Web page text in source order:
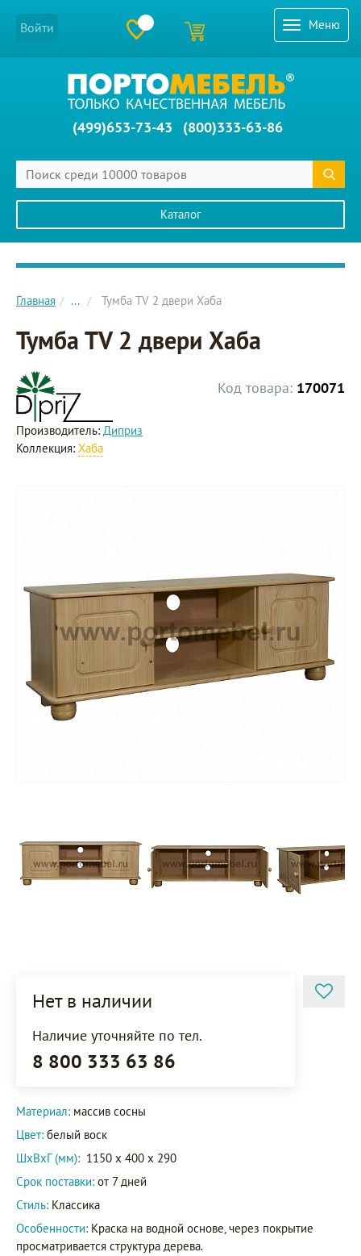
Меню
Войти
(499)653-73-43 (800)333-63-86
Каталог
Главное меню сайта
Главная ... Тумба ТV 2 двери Хаба
Тумба ТV 2 двери Хаба
Код товара: 170071
Производитель: Диприз
Коллекция: Хаба
Нет в наличии
Наличие уточняйте по тел.
8 800 333 63 86
Материал: массив сосны
Цвет: белый воск
ШxВxГ (мм): 1150 x 400 x 290
Срок поставки: от 7 дней
Стиль: Классика
Особенности: Краска на водной основе, через покрытие
просматривается структура дерева.